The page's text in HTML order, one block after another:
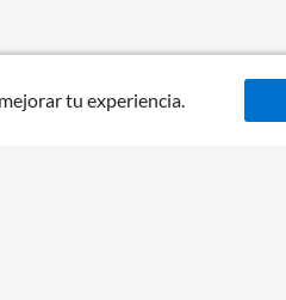
tu experiencia.